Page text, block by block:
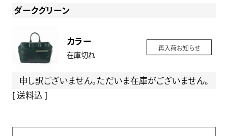
ダークグリーン
カラー
在庫切れ
再入荷お知らせ
申し訳ございません。ただいま在庫がございません。
送料込